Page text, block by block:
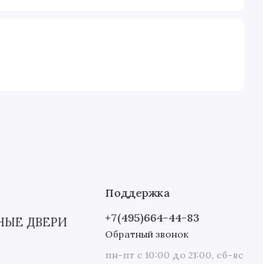
ДВЕРИ
Поддержка
+7(495)664-44-83
Обратный звонок
пн-пт с 10:00 до 21:00, сб-вс